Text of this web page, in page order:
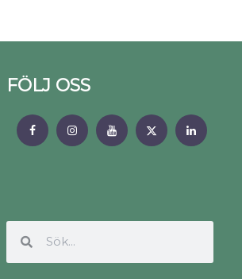
FÖLJ OSS